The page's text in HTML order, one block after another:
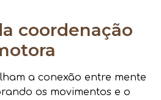
coordenação
a conexão entre mente
os movimentos e o